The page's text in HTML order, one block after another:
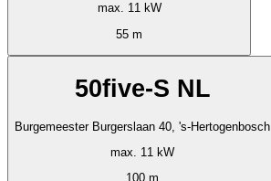
max. 11 kW
55 m
50five-S NL
Burgemeester Burgerslaan 40, 's-Hertogenbosch
max. 11 kW
100 m